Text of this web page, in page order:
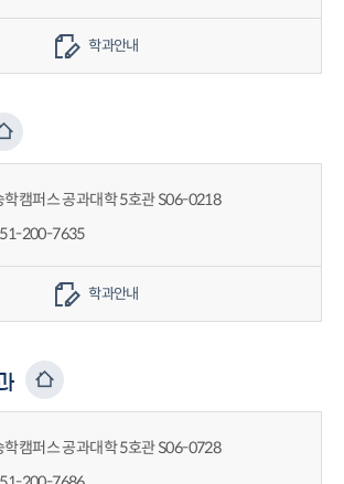
학과안내
학캠퍼스 공과대학 5호관 S06-0218
200-7635
학과안내
학캠퍼스 공과대학 5호관 S06-0728